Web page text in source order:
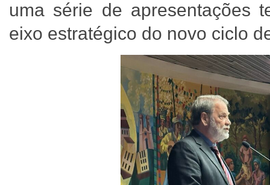
uma série de apresentações
eixo estratégico do novo ciclo